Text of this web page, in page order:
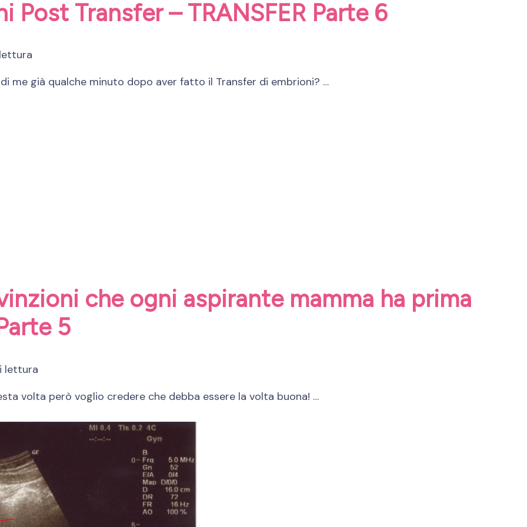
Post Transfer – TRANSFER Parte 6
me già qualche minuto dopo aver fatto il Transfer di embrioni? …
che ogni aspirante mamma ha prima
5
lettura
volta però voglio credere che debba essere la volta buona! …